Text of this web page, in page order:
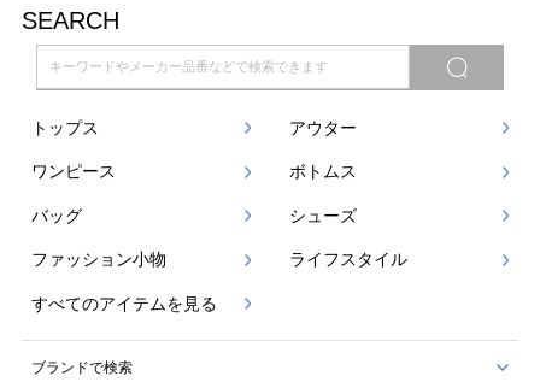
SEARCH
トップス アウター
ワンピース ボトムス
バッグ シューズ
ファッション小物 ライフスタイル
すべてのアイテムを見る
ブランドで検索